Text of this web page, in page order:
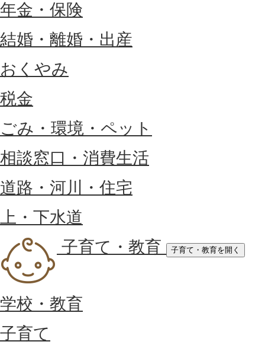
年金・保険
結婚・離婚・出産
おくやみ
税金
ごみ・環境・ペット
相談窓口・消費生活
道路・河川・住宅
上・下水道
子育て・教育
子育て・教育を開く
学校・教育
子育て